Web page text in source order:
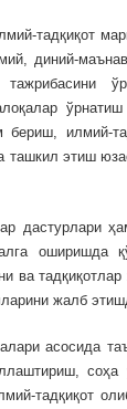
тадқиқот
диний-
бериш, илмий-
ташкил этиш
дастурлари
оширишда
ва
жалб
асосида
тадқиқот